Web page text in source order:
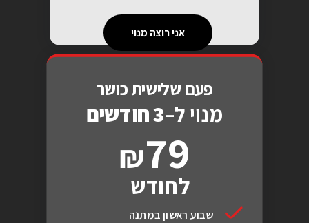
אני רוצה מנוי
פעם שלישית כושר
מנוי ל–3 חודשים
79
לחודש
שבוע ראשון במתנה